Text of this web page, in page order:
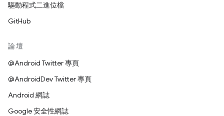
驅動程式二進位檔
GitHub
論壇
@Android Twitter 專頁
@AndroidDev Twitter 專頁
Android 網誌
Google 安全性網誌